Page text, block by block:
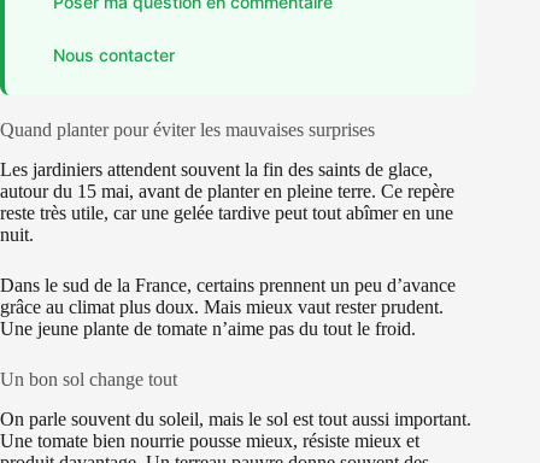
Nous contacter
Quand planter pour éviter les mauvaises surprises
Les jardiniers attendent souvent la fin des saints de glace,
autour du 15 mai, avant de planter en pleine terre. Ce repère
reste très utile, car une gelée tardive peut tout abîmer en une
nuit.
Dans le sud de la France, certains prennent un peu d’avance
grâce au climat plus doux. Mais mieux vaut rester prudent.
Une jeune plante de tomate n’aime pas du tout le froid.
Un bon sol change tout
On parle souvent du soleil, mais le sol est tout aussi important.
Une tomate bien nourrie pousse mieux, résiste mieux et